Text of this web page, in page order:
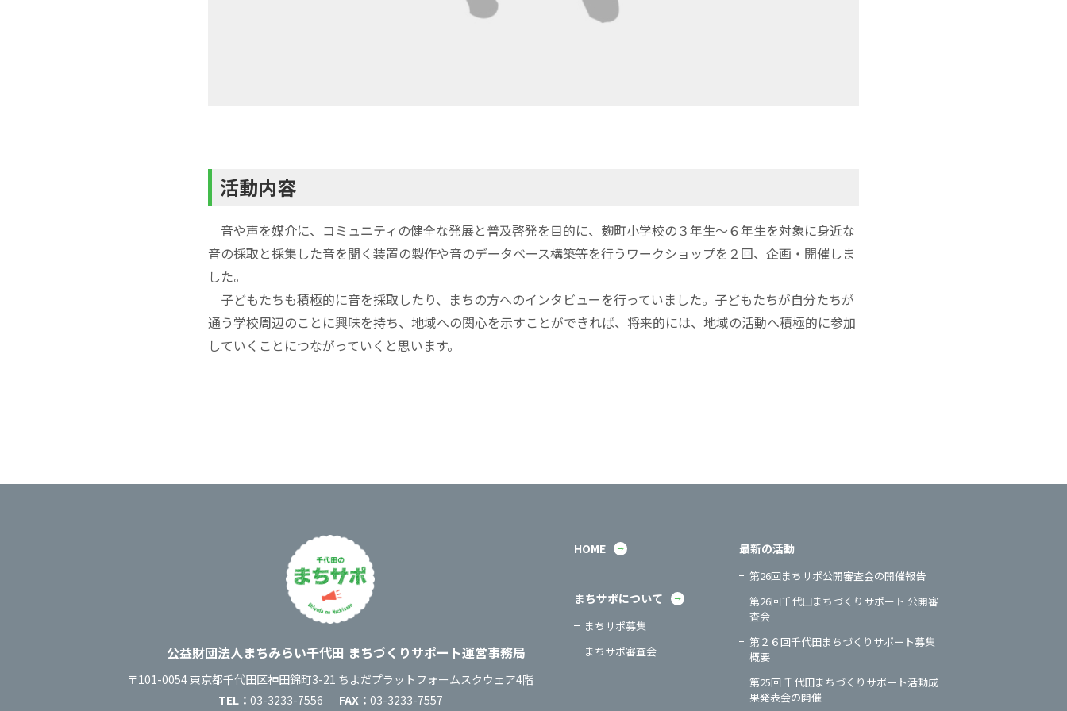
活動内容
音や声を媒介に、コミュニティの健全な発展と普及啓発を目的に、麹町小学校の３年生～６年生を対象に身近な
音の採取と採集した音を聞く装置の製作や音のデータベース構築等を行うワークショップを２回、企画・開催しま
した。
子どもたちも積極的に音を採取したり、まちの方へのインタビューを行っていました。子どもたちが自分たちが
通う学校周辺のことに興味を持ち、地域への関心を示すことができれば、将来的には、地域の活動へ積極的に参加
していくことにつながっていくと思います。
運営：
公益財団法人まちみらい千代田 まちづくりサポート運営事務局
住所：
〒101-0054東京都千代田区神田錦町3-21 ちよだプラットフォームスクウェア4階
TEL： 03-3233-7556 FAX： 03-3233-7557
HOME
まちサポについて
まちサポ募集
まちサポ審査会
最新の活動
第26回まちサポ公開審査会の開催報告
第26回千代田まちづくりサポート 公開審
査会
第２６回千代田まちづくりサポート募集
概要
第25回 千代田まちづくりサポート活動成
果発表会の開催